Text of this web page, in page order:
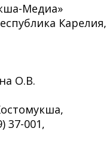
Медиа»
Карелия,
О.В.
37-001,